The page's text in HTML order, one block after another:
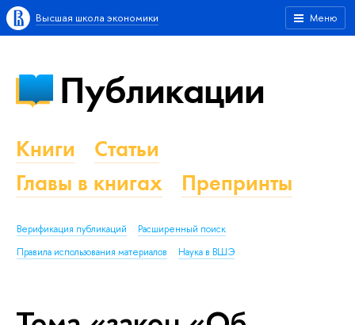
Меню
Высшая школа экономики
Публикации
Книги
Статьи
Главы в книгах
Препринты
Верификация публикаций
Расширенный поиск
Правила использования материалов
Наука в ВШЭ